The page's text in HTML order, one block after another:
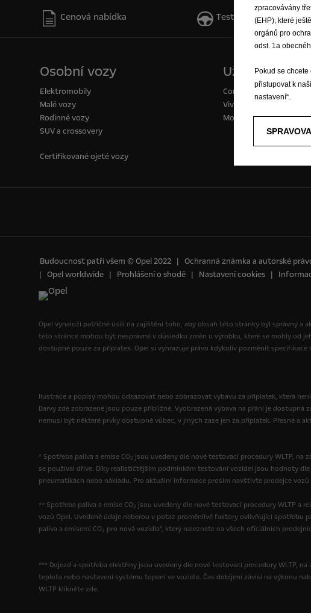
Cenová nabídka Testovací jízda
Osobní vozy
Elektromobily
Malé vozy
Rodinné vozy
SUV a crossovery
Certifikované ojeté vozy
Užitková
Combo Van
Vivaro Van
Movano
Budoucnost patří všem © Opel 2022 Ochranná známka a autorské
Opel worldwide
Prohlášení o shodě Nastavení cookies
Opel vynaloží patřičné úsilí na zajištění toho, aby obsah této stránky byl správný a
této stránce mohou být nesprávné v důsledku změn u výrobku, které se mohly od
dostupné pouze za příplatek. Opel si vyhrazuje právo kdykoliv pozměnit
Ilustrace a popisy mohou odkazovat nebo zobrazovat výbavu za příplatek, která
Barvy zde zobrazené jsou pouze přibližné. Vyobrazená výbava na přání je
nemusí být některé prvky dostupné vůbec, v jiných zase jen za příplatek. Přesné a
* Spotřeba paliva a emise CO2 jsou uvedeny dle nové testovací procedury WLTP, na
se používal dříve. Díky realističtějším podmínkám testování vozidel jsou hodnoty
pneumatikách nebo nákladu. Pro aktuální informace prosím navštivte prodejce vozů
** Spotřeba paliva a emise CO2 jsou uvedeny dle nové testovací procedury WLTP a
vozů Opel. Uvedené údaje neberou v potaz proměnlivé faktory ovlivňující
paliva a emisemi CO2 pro nová vozidla", který naleznete na všech oficiálních
*** Dojezd a spotřeba elektřiny jsou uvedeny dle nové testovací procedury WLTP,
teplota nebo nastavení systému topení ve vozidle. Čas dobíjení závisí na výkonu
WLTP klikněte zde.
zpracovávány
(EHP), které
orgánů pro
odst. 1a
Pokud se
přistupovat k
nastavení“.